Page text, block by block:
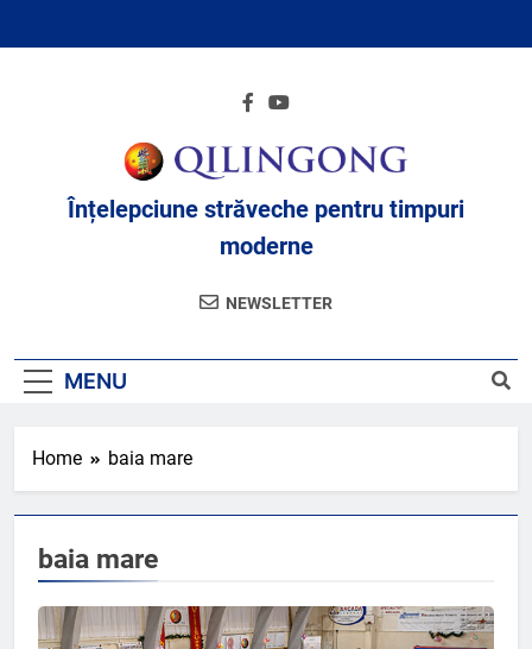
Înțelepciune străveche pentru timpuri
moderne
NEWSLETTER
MENU
Home baia mare
baia mare